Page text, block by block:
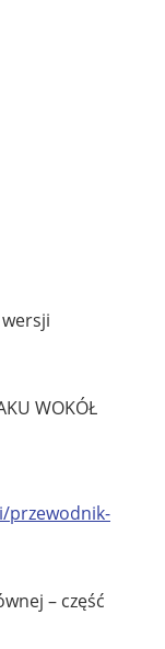
WOKÓŁ
przewodnik-
– część